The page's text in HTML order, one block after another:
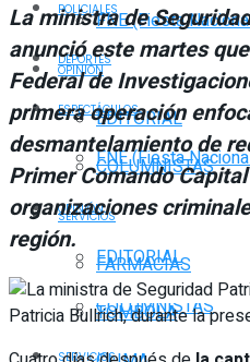
FNE (Fiesta
OPINIÓN
EDITORIAL
COLUMNISTAS
SERVICIOS
FARMACIAS
TOMBOLA
POLICIALES
DEPORTES
ESPECTÁCULOS
FNE (Fiesta
OPINIÓN
EDITORIAL
COLUMNISTAS
SERVICIOS
La ministra de
anunció este martes
Federal de
primera operación
desmantelamiento de
Primer Comando
organizaciones
región.
Patricia Bullrich, durante la